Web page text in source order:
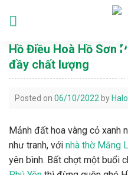
Hồ Điều Hoà Hồ Sơn
đầy chất lượng
Posted on 06/10/2022 by
Mảnh đất hoa vàng cỏ xanh
như tranh, với nhà thờ Mằng
yên bình. Bất chợt một buổi